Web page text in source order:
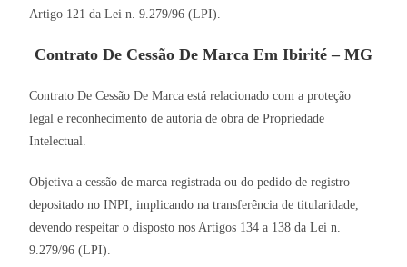
Artigo 121 da Lei n. 9.279/96 (LPI).
Contrato De Cessão De Marca Em Ibirité – MG
Contrato De Cessão De Marca está relacionado com a proteção
legal e reconhecimento de autoria de obra de Propriedade
Intelectual.
Objetiva a cessão de marca registrada ou do pedido de registro
depositado no INPI, implicando na transferência de titularidade,
devendo respeitar o disposto nos Artigos 134 a 138 da Lei n.
9.279/96 (LPI).